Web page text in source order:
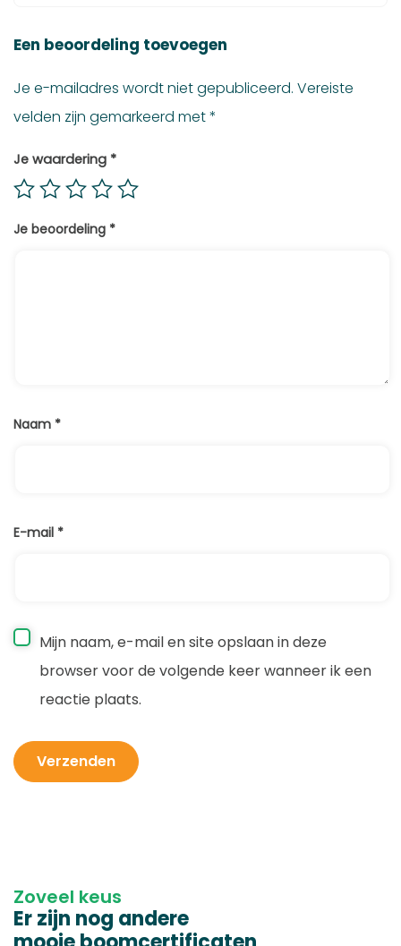
Een beoordeling toevoegen
Je e-mailadres wordt niet gepubliceerd. Vereiste
velden zijn gemarkeerd met*
Je waardering *
Je beoordeling *
Naam *
E-mail *
Mijn naam, e-mail en site opslaan in deze
browser voor de volgende keer wanneer ik een
reactie plaats.
Zoveel keus
Er zijn nog andere